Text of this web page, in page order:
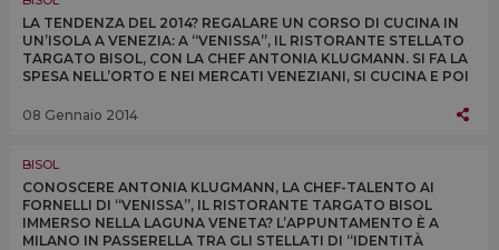
LA TENDENZA DEL 2014? REGALARE UN CORSO DI CUCINA IN
UN’ISOLA A VENEZIA: A “VENISSA”, IL RISTORANTE STELLATO
TARGATO BISOL, CON LA CHEF ANTONIA KLUGMANN. SI FA LA
SPESA NELL’ORTO E NEI MERCATI VENEZIANI, SI CUCINA E POI
08 Gennaio 2014
BISOL
CONOSCERE ANTONIA KLUGMANN, LA CHEF-TALENTO AI
FORNELLI DI “VENISSA”, IL RISTORANTE TARGATO BISOL
IMMERSO NELLA LAGUNA VENETA? L’APPUNTAMENTO È A
MILANO IN PASSERELLA TRA GLI STELLATI DI “IDENTITÀ